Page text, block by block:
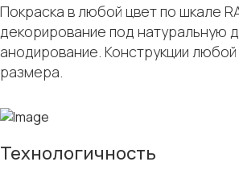
Покраска в любой цвет по шкале
декорирование под натуральную
анодирование. Конструкции
размера.
Технологичность